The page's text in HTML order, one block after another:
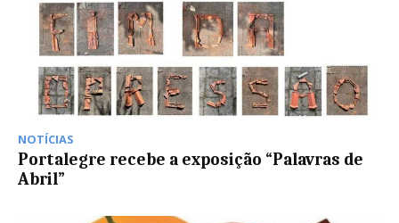
NOTÍCIAS
Portalegre recebe a exposição “Palavras de
Abril”